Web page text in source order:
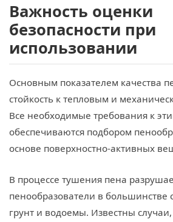
Важность оценки
безопасности при
использовании
Основным показателем качества
стойкость к тепловым и
Все необходимые требования к
обеспечиваются подбором
основе поверхностно-активных
В процессе тушения пена
пенообразователи в большинстве
грунт и водоемы. Известны